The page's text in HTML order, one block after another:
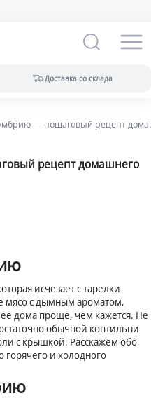
Доставка со склада
из магазина (ассортимент
— пошаговый рецепт
рецепт домашнего
исчезает с тарелки
мясо с дымным ароматом,
дома проще, чем кажется. Не
обычной коптильни
с крышкой. Расскажем обо
горячего и холодного